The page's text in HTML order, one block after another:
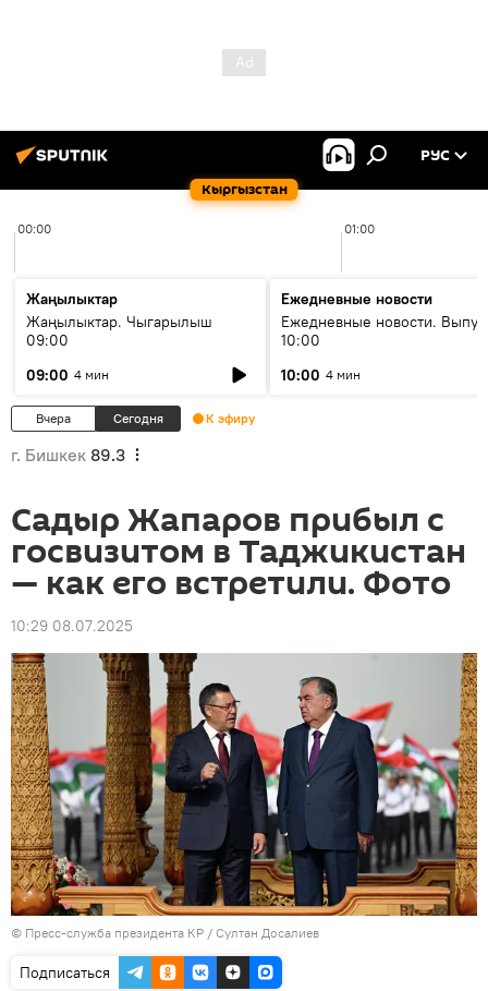
Кыргызстан
РУС
00:00 01:00
Жаңылыктар
Жаңылыктар. Чыгарылыш
09:00
09:00 4 мин
Ежедневные новости
Ежедневные новости.
10:00
10:00 4 мин
Вчера Сегодня К эфиру
г. Бишкек 89.3
Садыр Жапаров прибыл с
госвизитом в Таджикистан
— как его встретили. Фото
10:29 08.07.2025
© Пресс-служба президента КР / Султан Досалиев
Подписаться